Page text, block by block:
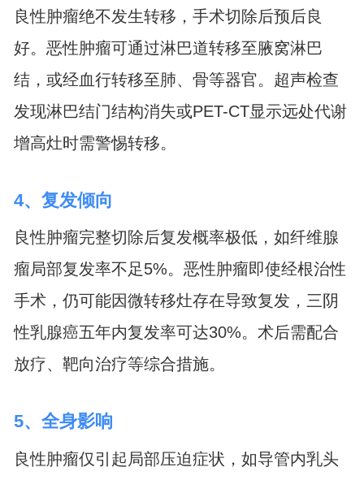
良性肿瘤绝不发生转移，手术切除后预后良
好。恶性肿瘤可通过淋巴道转移至腋窝淋巴
结，或经血行转移至肺、骨等器官。超声检查
发现淋巴结门结构消失或PET-CT显示远处代谢
增高灶时需警惕转移。
4、复发倾向
良性肿瘤完整切除后复发概率极低，如纤维腺
瘤局部复发率不足5%。恶性肿瘤即使经根治性
手术，仍可能因微转移灶存在导致复发，三阴
性乳腺癌五年内复发率可达30%。术后需配合
放疗、靶向治疗等综合措施。
5、全身影响
良性肿瘤仅引起局部压迫症状，如导管内乳头